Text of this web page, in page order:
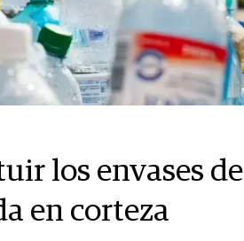
los envases de
en corteza